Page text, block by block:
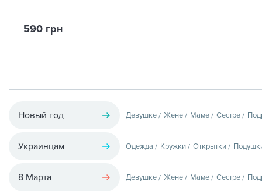
590 грн
Новый год Девушке Жене Маме Сестре
Украинцам Одежда Кружки Открытки
8 Марта Девушке Жене Маме Сестре